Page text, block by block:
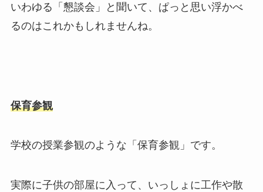
いわゆる「懇談会」と聞いて、ぱっと思い浮かべ
るのはこれかもしれませんね。
保育参観
学校の授業参観のような「保育参観」です。
実際に子供の部屋に入って、いっしょに工作や散